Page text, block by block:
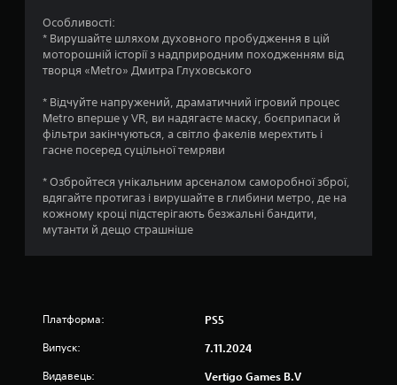
і
о
к
н
а
Особливості:
* Вирушайте шляхом духовного пробудження в цій
моторошній історії з надприродним походженням від
творця «Metro» Дмитра Глуховського
* Відчуйте напружений, драматичний ігровий процес
Metro вперше у VR, ви надягаєте маску, боєприпаси й
фільтри закінчуються, а світло факелів мерехтить і
гасне посеред суцільної темряви
* Озбройтеся унікальним арсеналом саморобної зброї,
вдягайте протигаз і вирушайте в глибини метро, де на
кожному кроці підстерігають безжальні бандити,
мутанти й дещо страшніше
Платформа: PS5
Випуск: 7.11.2024
Видавець: Vertigo Games B.V